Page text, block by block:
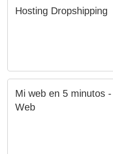
Hosting Dropshipping
Mi web en 5 minutos
Web